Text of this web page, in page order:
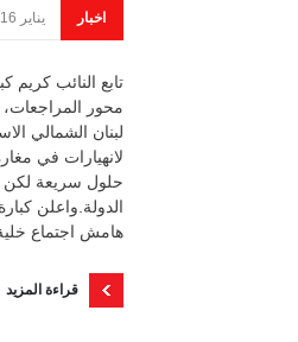
اخبار يناير 16, 2026
تابع النائب كريم
محور المراجعات،
لبنان الشمالي
لانهيارات في
حلول سريعة لكن
الدولة.واعلن
هامش اجتماع
قراءة المزيد